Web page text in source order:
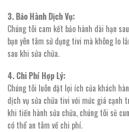
3. Bảo Hành Dịch Vụ:
Chúng tôi cam kết bảo hành dài hạn
bạn yên tâm sử dụng tivi mà không lo
sau khi sửa chữa.
4. Chi Phí Hợp Lý:
Chúng tôi luôn đặt lợi ích của khách
dịch vụ sửa chữa tivi với mức giá cạnh
khi tiến hành sửa chữa, chúng tôi sẽ
có thể an tâm về chi phí.